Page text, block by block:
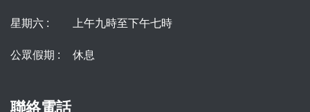
星期六 : 上午九時至下午七時
公眾假期 : 休息
聯絡電話